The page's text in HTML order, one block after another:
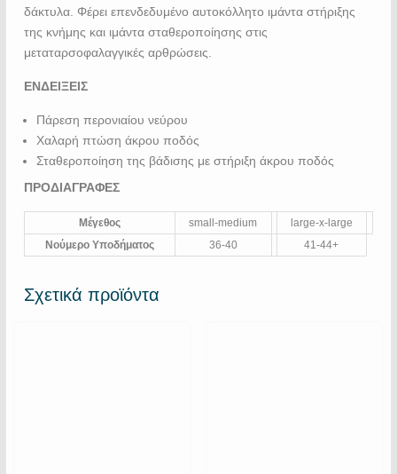
δάκτυλα. Φέρει επενδεδυμένο αυτοκόλλητο ιμάντα στήριξης
της κνήμης και ιμάντα σταθεροποίησης στις
μεταταρσοφαλαγγικές αρθρώσεις.
ΕΝΔΕΙΞΕΙΣ
Πάρεση περονιαίου νεύρου
Χαλαρή πτώση άκρου ποδός
Σταθεροποίηση της βάδισης με στήριξη άκρου ποδός
ΠΡΟΔΙΑΓΡΑΦΕΣ
Μέγεθος small-medium
large-x-large
Νούμερο Υποδήματος
36-40 41-44+
Σχετικά προϊόντα